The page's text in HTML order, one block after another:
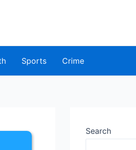
Sports Crime
Search